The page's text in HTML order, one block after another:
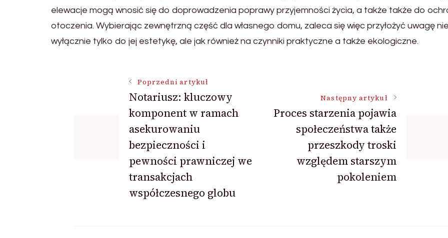
elewacje mogą wnosić się do doprowadzenia poprawy przyjemności życia, a także także do
otoczenia. Wybierając zewnętrzną część dla własnego domu, zaleca się więc przyłożyć uwagę nie
wyłącznie tylko do jej estetykę, ale jak również na czynniki praktyczne a także ekologiczne.
Nawigacja
wpisu
Poprzedni artykuł
Notariusz: kluczowy
komponent w ramach
asekurowaniu
bezpieczności i
pewności prawniczej we
transakcjach
współczesnego globu
Następny artykuł
Proces starzenia pojawia
społeczeństwa także
przeszkody troski
względem starszym
pokoleniem